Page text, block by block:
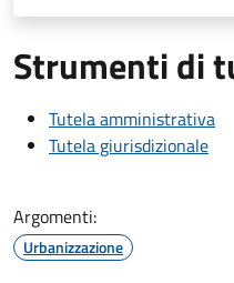
Strumenti di
Tutela amministrativa
Tutela giurisdizionale
Argomenti:
Urbanizzazione